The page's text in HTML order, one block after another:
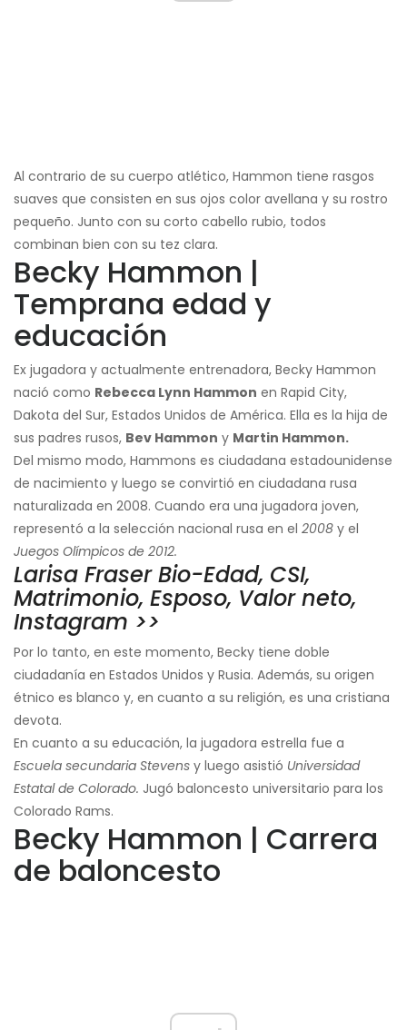
Al contrario de su cuerpo atlético, Hammon tiene rasgos
suaves que consisten en sus ojos color avellana y su rostro
pequeño. Junto con su corto cabello rubio, todos
combinan bien con su tez clara.
Becky Hammon |
Temprana edad y
educación
Ex jugadora y actualmente entrenadora, Becky Hammon
nació como Rebecca Lynn Hammon en Rapid City,
Dakota del Sur, Estados Unidos de América. Ella es la hija de
sus padres rusos, Bev Hammon y Martin Hammon.
Del mismo modo, Hammons es ciudadana estadounidense
de nacimiento y luego se convirtió en ciudadana rusa
naturalizada en 2008. Cuando era una jugadora joven,
representó a la selección nacional rusa en el 2008 y el
Juegos Olímpicos de 2012.
Larisa Fraser Bio-Edad, CSI,
Matrimonio, Esposo, Valor neto,
Instagram >>
Por lo tanto, en este momento, Becky tiene doble
ciudadanía en Estados Unidos y Rusia. Además, su origen
étnico es blanco y, en cuanto a su religión, es una cristiana
devota.
En cuanto a su educación, la jugadora estrella fue a
Escuela secundaria Stevens y luego asistió Universidad
Estatal de Colorado. Jugó baloncesto universitario para los
Colorado Rams.
Becky Hammon | Carrera
de baloncesto